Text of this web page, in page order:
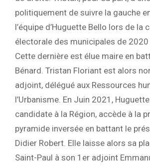
politiquement de suivre la gauche
l’équipe d’Huguette Bello lors de la
électorale des municipales de 2020
Cette dernière est élue maire en
Bénard. Tristan Floriant est alors
adjoint, délégué aux Ressources
l’Urbanisme. En Juin 2021,
candidate à la Région, accède à la
pyramide inversée en battant le
Didier Robert. Elle laisse alors sa
Saint-Paul à son 1er adjoint